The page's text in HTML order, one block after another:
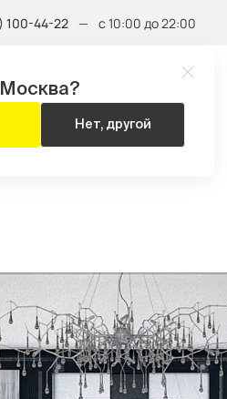
Нет, другой
100-44-22 — с 10:00 до 22:00
ДОМА